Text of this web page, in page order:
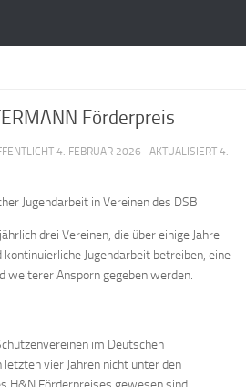
Förderpreis
4. FEBRUAR 2026 · AKTUALISIERT 4.
Jugendarbeit in Vereinen des DSB
drei Vereinen, die über einige Jahre
Jugendarbeit betreiben, eine
weiterer Ansporn gegeben werden.
im Deutschen
letzten vier Jahren nicht unter den